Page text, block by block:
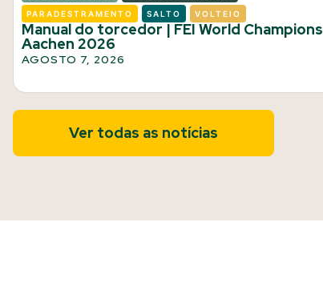
PARADESTRAMENTO SALTO VOLTEIO
Manual do torcedor | FEI World Champions
Aachen 2026
AGOSTO 7, 2026
Ver todas as notícias